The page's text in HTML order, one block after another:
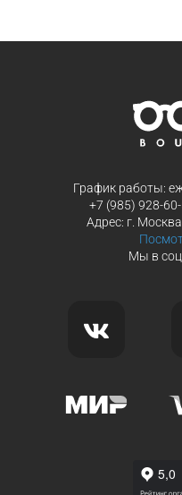
График работы:
+7 (985) 928-
Адрес: г.
Мы в